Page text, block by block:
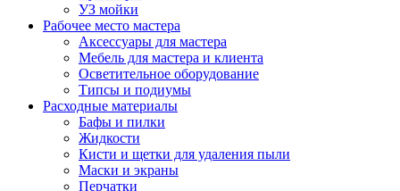
УЗ мойки
Рабочее место мастера
Аксессуары для мастера
Мебель для мастера и клиента
Осветительное оборудование
Типсы и подиумы
Расходные материалы
Бафы и пилки
Жидкости
Кисти и щетки для удаления пыли
Маски и экраны
Перчатки